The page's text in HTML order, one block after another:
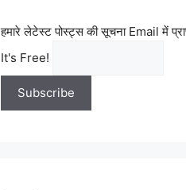
हमारे लेटेस्ट पोस्ट्स की सूचना Email में
It's Free!